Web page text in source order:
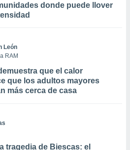
donde puede llover
León
RAM
que el calor
que los adultos mayores
más cerca de casa
tragedia de Biescas: el